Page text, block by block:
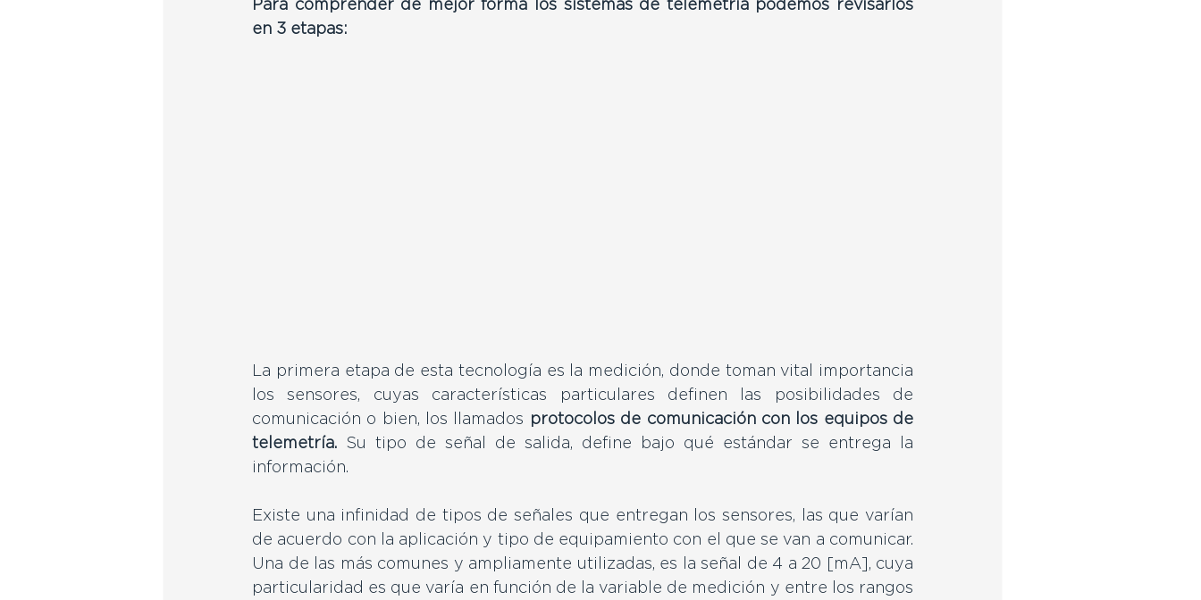
Para comprender de mejor forma los sistemas de telemetria podemos revisarlos
en 3 etapas:
La primera etapa de esta tecnología es la medición, donde toman vital importancia
los sensores, cuyas características particulares definen las posibilidades de
comunicación o bien, los llamados protocolos de comunicación con los equipos de
telemetría.
Su tipo de señal de salida, define bajo qué estándar se entrega la
información.
Existe una infinidad de tipos de señales que entregan los sensores, las que varían
de acuerdo con la aplicación y tipo de equipamiento con el que se van a comunicar.
Una de las más comunes y ampliamente utilizadas, es la señal de 4 a 20 [mA], cuya
particularidad es que varía en función de la variable de medición y entre los rangos